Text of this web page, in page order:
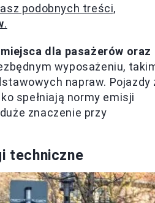
podobnych treści,
.
dla pasażerów oraz
wyposażeniu,
napraw. Pojazdy
spełniają normy emisji
znaczenie przy
techniczne